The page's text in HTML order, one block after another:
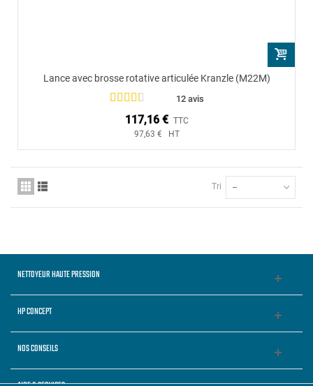
Lance avec brosse rotative articulée Kranzle (M22M)
12 avis
117,16 € TTC
97,63 € HT
Tri --
NETTOYEUR HAUTE PRESSION
HP CONCEPT
NOS CONSEILS